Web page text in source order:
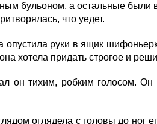
бульоном, а остальные были
что уедет.
руки в ящик
хотела придать строгое и
он тихим, робким голосом. Он
оглядела с головы до ног